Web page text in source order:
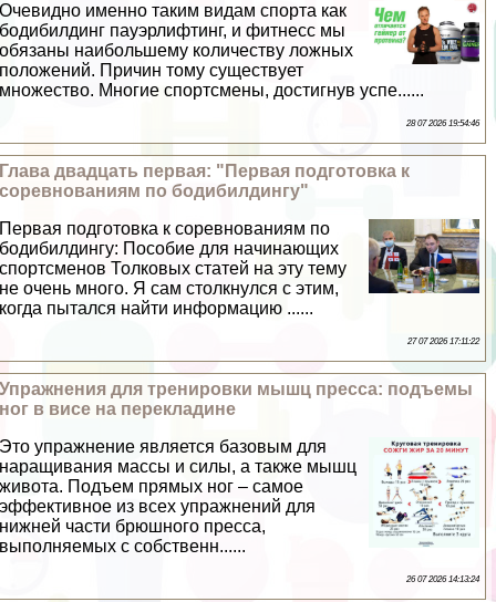
Очевидно именно таким видам спорта как
бодибилдинг пауэрлифтинг, и фитнесс мы
обязаны наибольшему количеству ложных
положений. Причин тому существует
множество. Многие спортсмены, достигнув успе......
28 07 2026 19:54:46
Глава двадцать первая: "Первая подготовка к
соревнованиям по бодибилдингу"
Первая подготовка к соревнованиям по
бодибилдингу: Пособие для начинающих
спортсменов Толковых статей на эту тему
не очень много. Я сам столкнулся с этим,
когда пытался найти информацию ......
27 07 2026 17:11:22
Упражнения для тренировки мышц пресса: подъемы
ног в висе на перекладине
Это упражнение является базовым для
наращивания массы и силы, а также мышц
живота. Подъем прямых ног – самое
эффективное из всех упражнений для
нижней части брюшного пресса,
выполняемых с собственн......
26 07 2026 14:13:24